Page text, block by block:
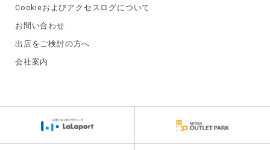
Cookieおよびアクセスログについて
お問い合わせ
出店をご検討の方へ
会社案内